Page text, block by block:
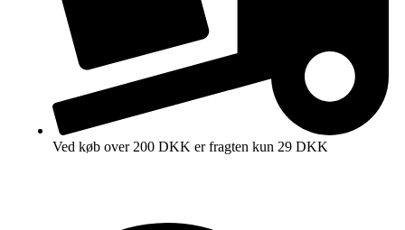
Ved køb over 200 DKK er fragten kun 29 DKK